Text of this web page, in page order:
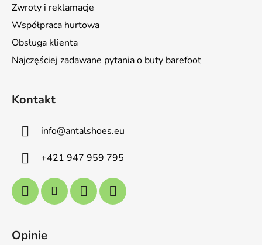
Zwroty i reklamacje
Współpraca hurtowa
Obsługa klienta
Najczęściej zadawane pytania o buty barefoot
Kontakt
info@antalshoes.eu
+421 947 959 795
Opinie